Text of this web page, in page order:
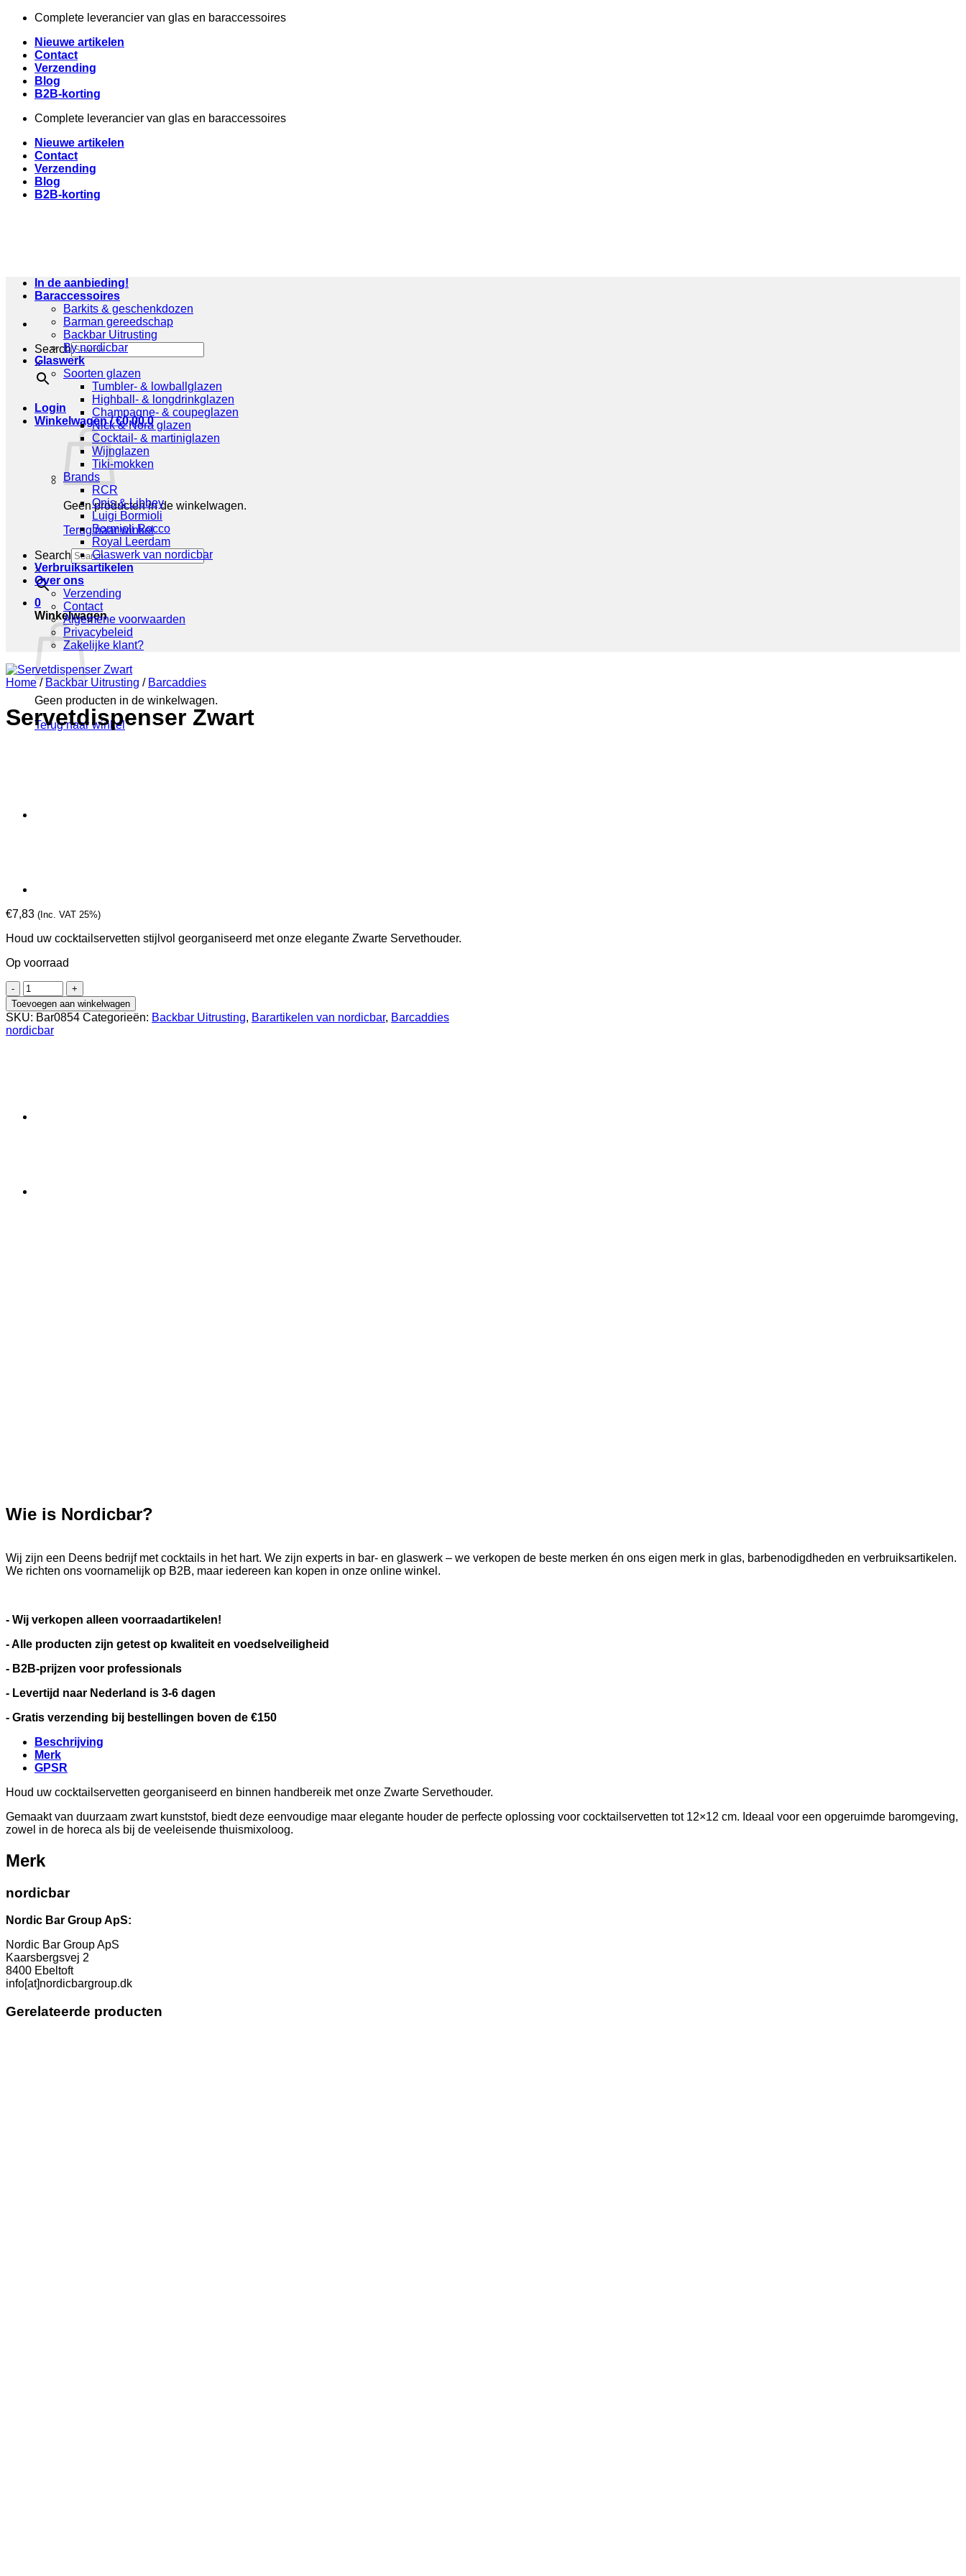
inhoud
Complete leverancier van glas en baraccessoires
Nieuwe artikelen
Contact
Verzending
Blog
B2B-korting
Complete leverancier van glas en baraccessoires
Nieuwe artikelen
Contact
Verzending
Blog
B2B-korting
Search
×
Login
Winkelwagen /€0,00 0
Geen producten in de winkelwagen.
Terug naar winkel
Search
×
0
Winkelwagen
Geen producten in de winkelwagen.
Terug naar winkel
In de aanbieding!
Baraccessoires
Barkits & geschenkdozen
Barman gereedschap
Backbar Uitrusting
By nordicbar
Glaswerk
Soorten glazen
Tumbler- & lowballglazen
Highball- & longdrinkglazen
Champagne- & coupeglazen
Nick & Nora glazen
Cocktail- & martiniglazen
Wijnglazen
Tiki-mokken
Brands
RCR
Onis & Libbey
Luigi Bormioli
Bormioli Rocco
Royal Leerdam
Glaswerk van nordicbar
Verbruiksartikelen
Over ons
Verzending
Contact
Algemene voorwaarden
Privacybeleid
Zakelijke klant?
Home / Backbar Uitrusting / Barcaddies
Servetdispenser Zwart
€7,83 (Inc. VAT 25%)
Houd uw cocktailservetten stijlvol georganiseerd met onze elegante Zwarte Servethouder.
Op voorraad
Servetdispenser
Zwart
aantal
Toevoegen aan winkelwagen
SKU: Bar0854 Categorieën: Backbar Uitrusting, Barartikelen van nordicbar, Barcaddies
nordicbar
Wie is Nordicbar?
Wij zijn een Deens bedrijf met cocktails in het hart. We zijn experts in bar- en glaswerk – we verkopen de beste merken én ons eigen merk in glas, barbenodigdheden en verbruiksartikelen.
We richten ons voornamelijk op B2B, maar iedereen kan kopen in onze online winkel.
- Wij verkopen alleen voorraadartikelen!
- Alle producten zijn getest op kwaliteit en voedselveiligheid
- B2B-prijzen voor professionals
- Levertijd naar Nederland is 3-6 dagen
- Gratis verzending bij bestellingen boven de €150
Beschrijving
Merk
GPSR
Houd uw cocktailservetten georganiseerd en binnen handbereik met onze Zwarte Servethouder.
Gemaakt van duurzaam zwart kunststof, biedt deze eenvoudige maar elegante houder de perfecte oplossing voor cocktailservetten tot 12×12 cm. Ideaal voor een opgeruimde baromgeving,
zowel in de horeca als bij de veeleisende thuismixoloog.
Merk
nordicbar
Nordic Bar Group ApS:
Nordic Bar Group ApS
Kaarsbergsvej 2
8400 Ebeltoft
info[at]nordicbargroup.dk
Gerelateerde producten